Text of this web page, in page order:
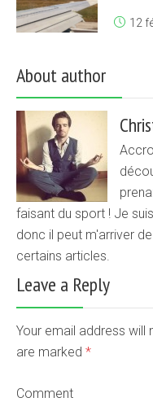
12
About author
faisant du sport ! Je
donc il peut m'arriver
certains articles.
Leave a Reply
Your email address will
are marked *
Comment